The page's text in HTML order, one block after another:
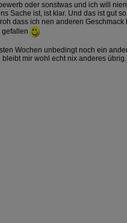
oder sonstwas und ich will
Sache ist, ist klar. Und das ist gut
dass ich nen anderen Geschmack
gefallen
Wochen unbedingt noch ein
mir wohl echt nix anderes